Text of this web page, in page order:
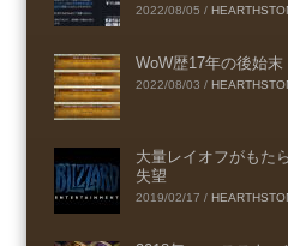
2022/08/05 /
WoW歴17年の後始末
2022/08/03 /
大量レイオフがもた
失望
2019/02/17 /